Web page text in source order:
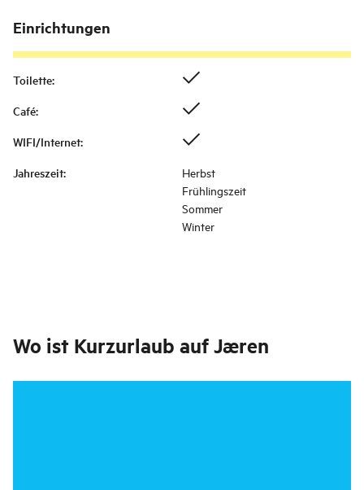
Einrichtungen
Toilette:
Café:
WIFI/Internet:
Jahreszeit:
Herbst
Frühlingszeit
Sommer
Winter
Wo ist Kurzurlaub auf Jæren